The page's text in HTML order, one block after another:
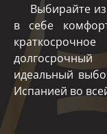
Выбирайте
в себе
идеальный
Испанией во